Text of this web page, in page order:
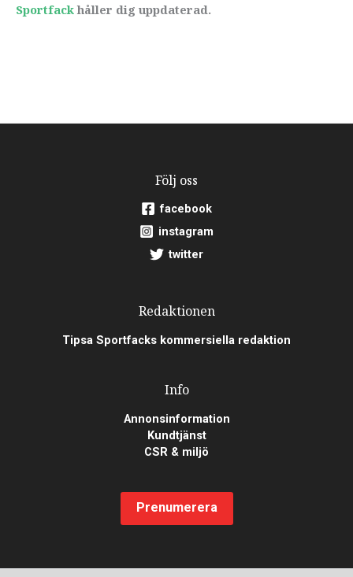
Sportfack håller dig uppdaterad.
Följ oss
facebook
instagram
twitter
Redaktionen
Tipsa Sportfacks kommersiella redaktion
Info
Annonsinformation
Kundtjänst
CSR & miljö
Prenumerera